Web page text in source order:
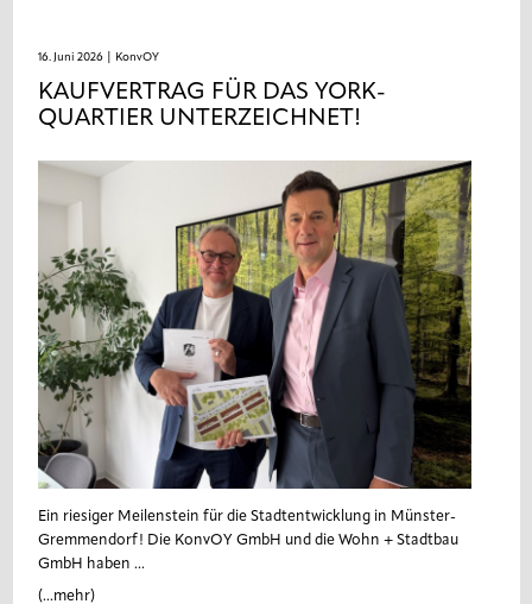
16. Juni 2026 | KonvOY
KAUFVERTRAG FÜR DAS YORK-
QUARTIER UNTERZEICHNET!
Ein riesiger Meilenstein für die Stadtentwicklung in Münster-
Gremmendorf! Die KonvOY GmbH und die Wohn + Stadtbau
GmbH haben ...
(...mehr)